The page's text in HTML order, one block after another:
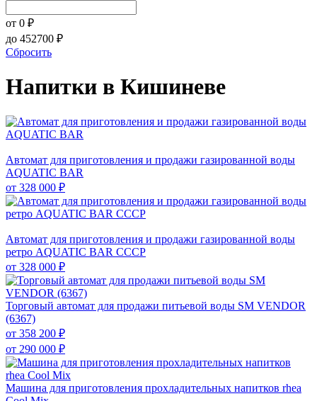
от 0 ₽
до 452700 ₽
Сбросить
Напитки в Кишиневе
Автомат для приготовления и продажи газированной воды
AQUATIC BAR
от 328 000 ₽
Автомат для приготовления и продажи газированной воды
ретро AQUATIC BAR СССР
от 328 000 ₽
Торговый автомат для продажи питьевой воды SM VENDOR
(6367)
от 358 200 ₽
от 290 000 ₽
Машина для приготовления прохладительных напитков rhea